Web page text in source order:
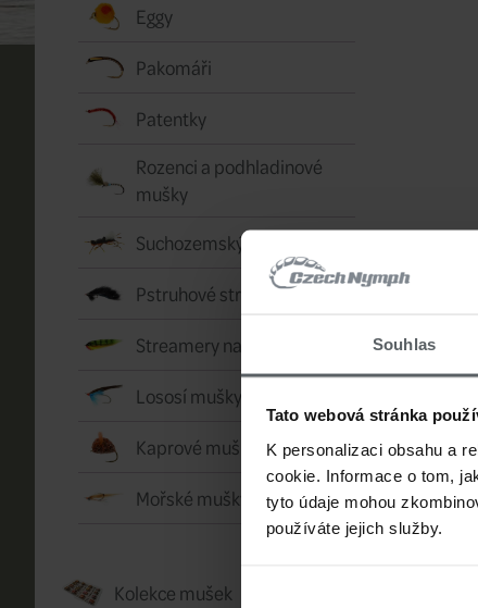
Souhlas
Tato webová stránka
K personalizaci obsahu a
cookie. Informace o tom,
tyto údaje mohou
používáte jejich služby.
Eggy
Pakomáři
Patentky
Rozenci a podhladinové
mušky
Suchozemský hmyz
Pstruhové streamery
Streamery na dravce
Lososí mušky
Kaprové mušky
Mořské mušky
Kolekce mušek